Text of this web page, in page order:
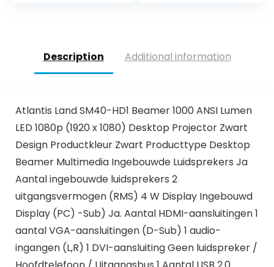
Description Additional information
Atlantis Land SM40-HD1 Beamer 1000 ANSI Lumen
LED 1080p (1920 x 1080) Desktop Projector Zwart
Design Productkleur Zwart Producttype Desktop
Beamer Multimedia Ingebouwde Luidsprekers Ja
Aantal ingebouwde luidsprekers 2
uitgangsvermogen (RMS) 4 W Display Ingebouwd
Display (PC) -Sub) Ja. Aantal HDMI-aansluitingen 1
aantal VGA-aansluitingen (D-Sub) 1 audio-
ingangen (L,R) 1 DVI-aansluiting Geen luidspreker /